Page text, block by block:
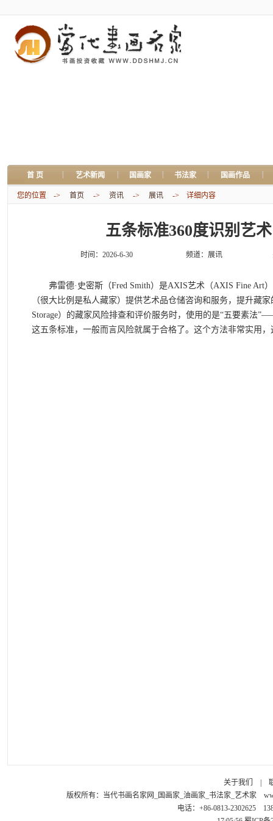
首 页 艺术新闻 国画家 书法家 国画作品
您的位置 -> 首页 -> 资讯 -> 展讯 -> 详细内容
五条标准360度识别艺
时间：2026-6-30 频道： 展讯
弗雷德·史密斯（Fred Smith）是AXIS艺术（AXIS Fine Art
（很大比例是私人藏家）提供艺术品仓储咨询和服务，提升藏
Storage）的藏家风险排查和评价服务时，使用的是“五要素法
这五条标准，一般而言风险就属于合格了。这个方法非常实用
关于我们
版权所有： 当代书画名家网_国画家_油画家_书法家_艺术家
电话：+86-0813-2302625